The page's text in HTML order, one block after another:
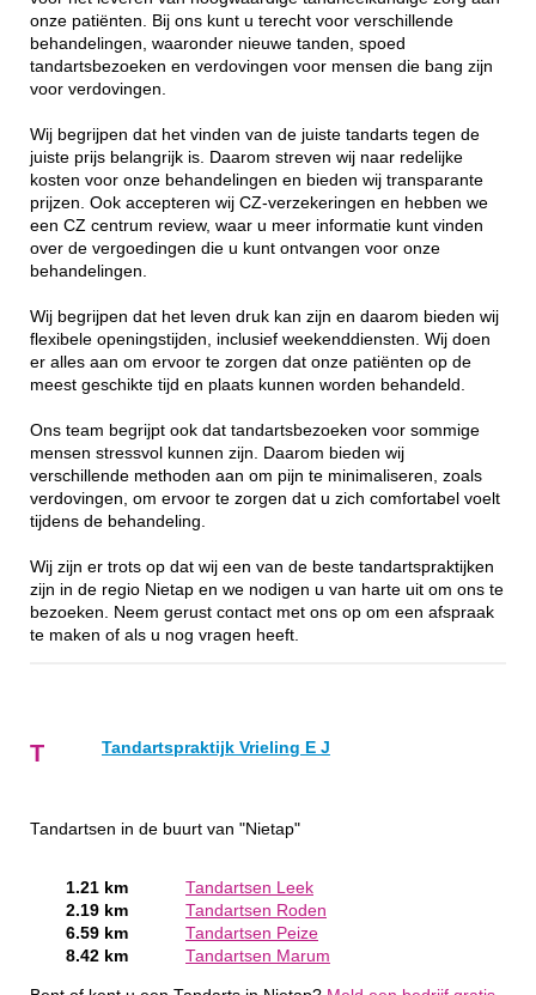
onze patiënten. Bij ons kunt u terecht voor verschillende
behandelingen, waaronder nieuwe tanden, spoed
tandartsbezoeken en verdovingen voor mensen die bang zijn
voor verdovingen.
Wij begrijpen dat het vinden van de juiste tandarts tegen de
juiste prijs belangrijk is. Daarom streven wij naar redelijke
kosten voor onze behandelingen en bieden wij transparante
prijzen. Ook accepteren wij CZ-verzekeringen en hebben we
een CZ centrum review, waar u meer informatie kunt vinden
over de vergoedingen die u kunt ontvangen voor onze
behandelingen.
Wij begrijpen dat het leven druk kan zijn en daarom bieden wij
flexibele openingstijden, inclusief weekenddiensten. Wij doen
er alles aan om ervoor te zorgen dat onze patiënten op de
meest geschikte tijd en plaats kunnen worden behandeld.
Ons team begrijpt ook dat tandartsbezoeken voor sommige
mensen stressvol kunnen zijn. Daarom bieden wij
verschillende methoden aan om pijn te minimaliseren, zoals
verdovingen, om ervoor te zorgen dat u zich comfortabel voelt
tijdens de behandeling.
Wij zijn er trots op dat wij een van de beste tandartspraktijken
zijn in de regio Nietap en we nodigen u van harte uit om ons te
bezoeken. Neem gerust contact met ons op om een afspraak
te maken of als u nog vragen heeft.
T Tandartspraktijk Vrieling E J
Tandartsen in de buurt van "Nietap"
1.21 km
Tandartsen Leek
2.19 km
Tandartsen Roden
6.59 km
Tandartsen Peize
8.42 km
Tandartsen Marum